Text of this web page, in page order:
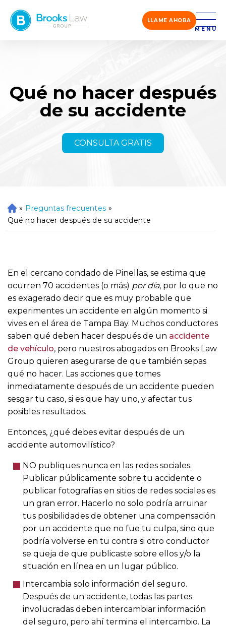
LLAME AHORA
MENÚ
Qué no hacer después
de su accidente
CONSULTA GRATIS
Ini
ci
» Preguntas frecuentes »
Qué no hacer después de su accidente
En el cercano condado de Pinellas, se estima que
ocurren 70 accidentes (o más) por día, por lo que no
es exagerado decir que es muy probable que
experimentes un accidente en algún momento si
vives en el área de Tampa Bay. Muchos conductores
saben qué deben hacer después de un accidente
de vehículo, pero nuestros abogados en Brooks Law
Group quieren asegurarse de que también sepas
qué no hacer. Las acciones que tomes
inmediatamente después de un accidente pueden
sesgar tu caso, si es que hay uno, y afectar tus
posibles resultados.
Entonces, ¿qué debes evitar después de un
accidente automovilístico?
NO publiques nunca en las redes sociales.
Publicar públicamente sobre tu accidente o
publicar fotografías en sitios de redes sociales es
un gran error. Hacerlo no solo podría arruinar
tus posibilidades de obtener una compensación
por un accidente que no fue tu culpa, sino que
podría volverse en tu contra si otro conductor
se queja de que publicaste sobre ellos y/o la
situación en línea en un lugar público.
Intercambia solo información del seguro.
Después de un accidente, todas las partes
involucradas deben intercambiar información
del seguro, pero ahí termina el intercambio. La